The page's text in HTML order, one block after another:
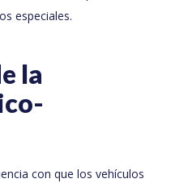
especiales.
la
con que los vehículos